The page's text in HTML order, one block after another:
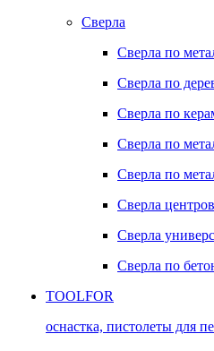
Сверла
Сверла по
Сверла по
Сверла по
Сверла по
Сверла по
Сверла
Сверла
Сверла по
TOOLFOR
оснастка, пистолеты для